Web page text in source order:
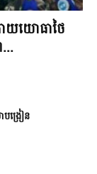
យយោធាថៃ
ង្រៀន